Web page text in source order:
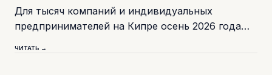
Для тысяч компаний и индивидуальных
предпринимателей на Кипре осень 2026 года…
ЧИТАТЬ →